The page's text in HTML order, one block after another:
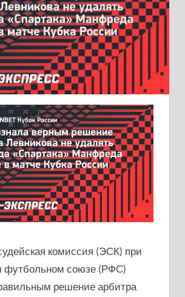
комиссия (ЭСК) при
футбольном союзе (РФС)
решение арбитра